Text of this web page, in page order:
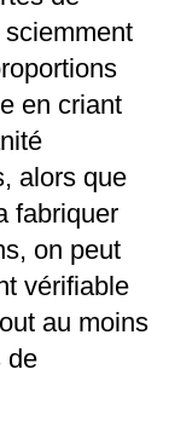
en criant
alors que
fabriquer
on peut
vérifiable
au moins
de